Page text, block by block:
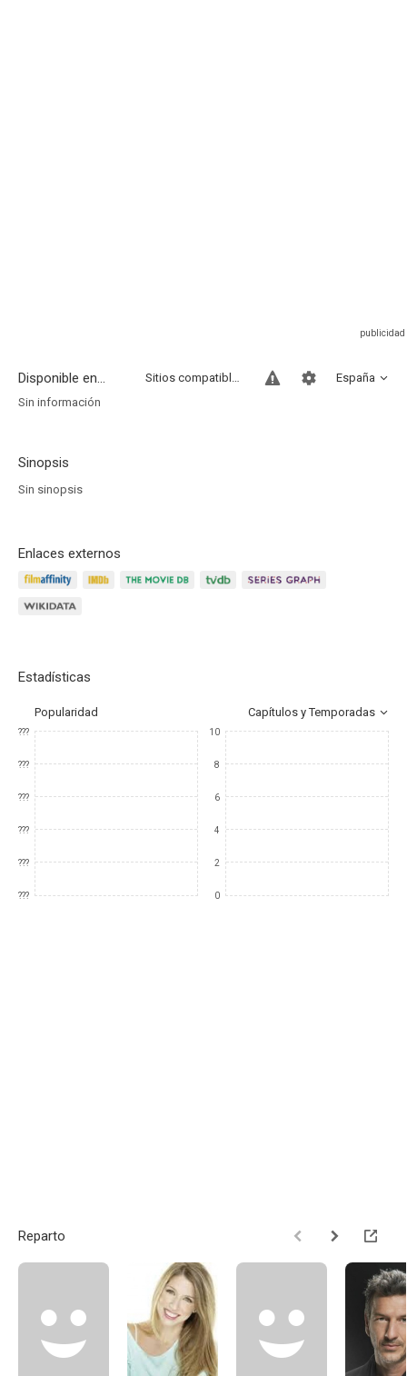
Disponible en... España
Sitios compatibles
Sin información
Sinopsis
Sin sinopsis
Enlaces externos
Estadísticas
Popularidad Capítulos y Temporadas
???
???
???
???
???
???
10
8
6
4
2
0
Reparto